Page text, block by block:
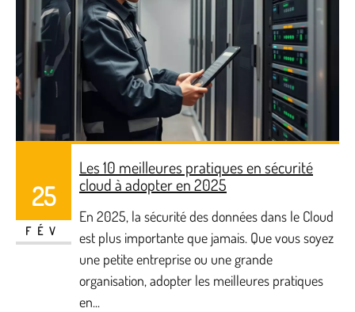
25
FÉV
Les 10 meilleures pratiques en sécurité
cloud à adopter en 2025
En 2025, la sécurité des données dans le Cloud
est plus importante que jamais. Que vous soyez
une petite entreprise ou une grande
organisation, adopter les meilleures pratiques
en...